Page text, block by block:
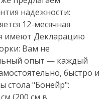
надежности:
12-месячная
имеют Декларацию
Вам не
опыт — каждый
быстро и
стола "Бонейр":